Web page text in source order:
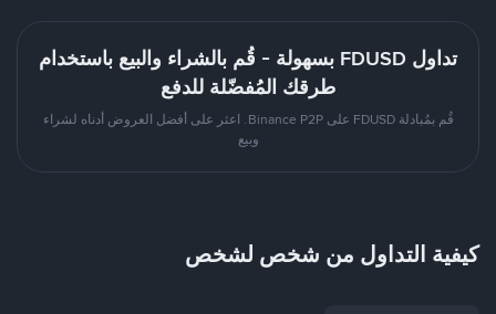
تداول FDUSD بسهولة - قُم بالشراء والبيع باستخدام
طرقك المُفضّلة للدفع
قُم بمُبادلة FDUSD على Binance P2P. اعثر على أفضل العروض أدناه لشراء
وبيع
كيفية التداول من شخص لشخص